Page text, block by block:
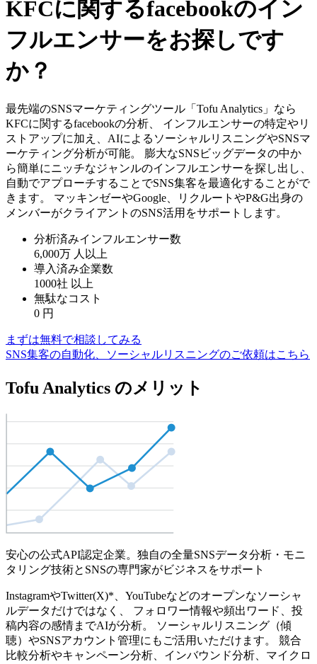
KFCに関するfacebookのイン
フルエンサーをお探しです
か？
最先端のSNSマーケティングツール「Tofu Analytics」なら
KFCに関するfacebookの分析、 インフルエンサーの特定やリ
ストアップに加え、AIによるソーシャルリスニングやSNSマ
ーケティング分析が可能。 膨大なSNSビッグデータの中か
ら簡単にニッチなジャンルのインフルエンサーを探し出し、
自動でアプローチすることでSNS集客を最適化することがで
きます。 マッキンゼーやGoogle、リクルートやP&G出身の
メンバーがクライアントのSNS活用をサポートします。
分析済みインフルエンサー数
6,000万 人以上
導入済み企業数
1000社 以上
無駄なコスト
0 円
まずは無料で相談してみる
SNS集客の自動化、ソーシャルリスニングのご依頼はこちら
Tofu Analytics のメリット
安心の公式API認定企業。独自の全量SNSデータ分析・モニ
タリング技術とSNSの専門家がビジネスをサポート
InstagramやTwitter(X)*、YouTubeなどのオープンなソーシャ
ルデータだけではなく、 フォロワー情報や頻出ワード、投
稿内容の感情までAIが分析。 ソーシャルリスニング（傾
聴）やSNSアカウント管理にもご活用いただけます。 競合
比較分析やキャンペーン分析、インバウンド分析、マイクロ